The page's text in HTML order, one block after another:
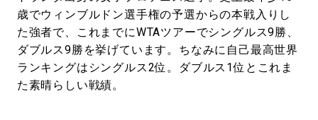
歳でウィンブルドン選手権の予選からの本戦入りし
た強者で、これまでにWTAツアーでシングルス9勝、
ダブルス9勝を挙げています。ちなみに自己最高世界
ランキングはシングルス2位。ダブルス1位とこれま
た素晴らしい戦績。